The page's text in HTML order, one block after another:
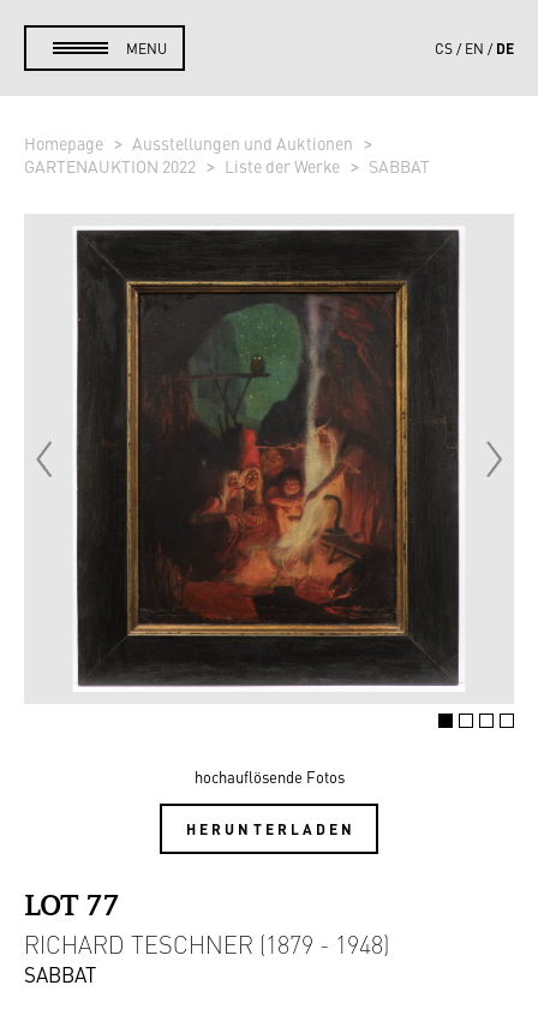
MENU CS EN DE
Homepage
Ausstellungen und Auktionen
GARTENAUKTION 2022
Liste der Werke SABBAT
hochauflösende Fotos
HERUNTERLADEN
LOT 77
RICHARD TESCHNER (1879 - 1948)
SABBAT